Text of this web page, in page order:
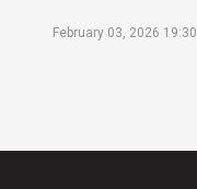
February 03, 2026 19:30